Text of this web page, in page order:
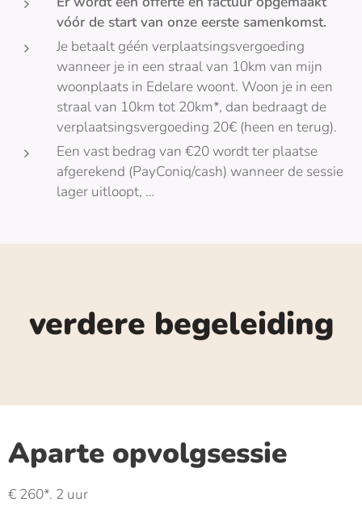
vóór de start van onze eerste samenkomst.
Je betaalt géén verplaatsingsvergoeding
wanneer je in een straal van 10km van mijn
woonplaats in Edelare woont. Woon je in een
straal van 10km tot 20km*, dan bedraagt de
verplaatsingsvergoeding 20€ (heen en terug).
Een vast bedrag van €20 wordt ter plaatse
afgerekend (PayConiq/cash) wanneer de sessie
lager uitloopt, …
verdere begeleiding
Aparte opvolgsessie
€ 260*. 2 uur